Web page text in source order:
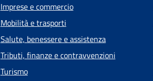
Imprese e commercio
Mobilità e trasporti
Salute, benessere e assistenza
Tributi, finanze e contravvenzioni
Turismo